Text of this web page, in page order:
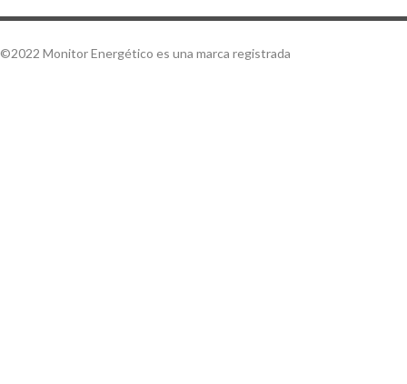
©2022 Monitor Energético es una marca registrada